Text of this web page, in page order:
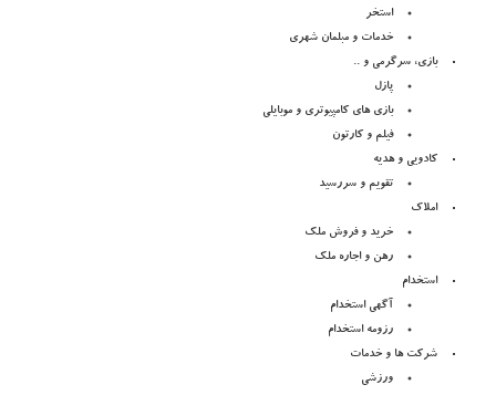
استخر
خدمات و مبلمان شهری
بازی، سرگرمی و ..
پازل
بازی های کامپیوتری و موبایلی
فیلم و کارتون
کادویی و هدیه
تقویم و سررسید
املاک
خرید و فروش ملک
رهن و اجاره ملک
استخدام
آگهی استخدام
رزومه استخدام
شرکت ها و خدمات
ورزشی